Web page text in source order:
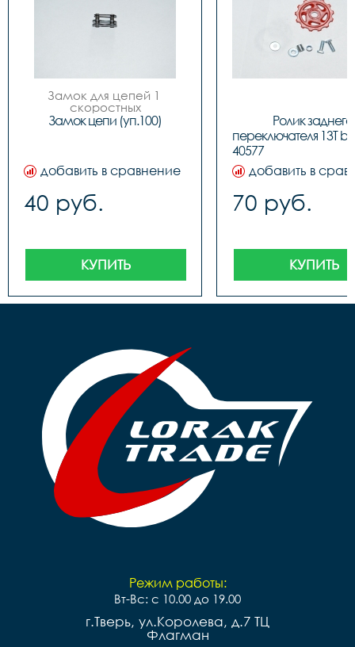
Замок для цепей 1
скоростных
Замок цепи (уп.100)
добавить в сравнение
40 руб.
КУПИТЬ
Ролик заднего
переключателя 13T
добавить в
70 руб.
КУПИТЬ
Режим работы:
Вт-Вс: с 10.00 до 19.00
г.Тверь, ул.Королева, д.7 ТЦ
Флагман